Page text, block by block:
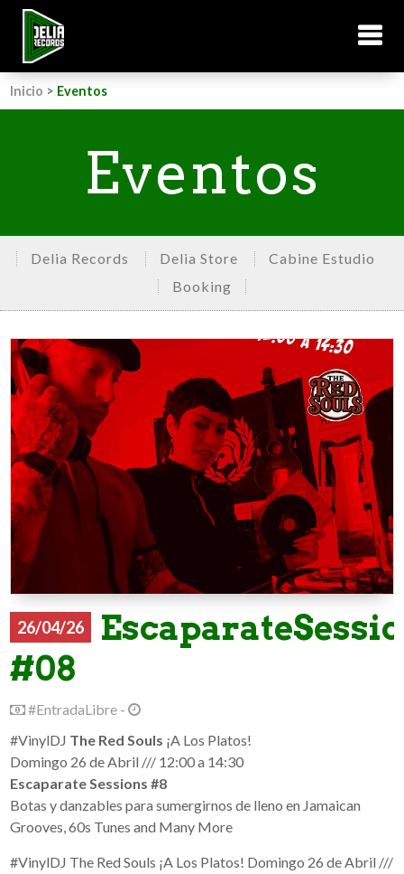
Inicio > Eventos
Eventos
Delia Records Delia Store
Cabine Estudio
Booking
26/04/26
#08
#EntradaLibre -
#VinylDJ The Red Souls ¡A Los Platos!
Domingo 26 de Abril /// 12:00 a 14:30
Escaparate Sessions #8
Botas y danzables para sumergirnos de lleno en Jamaican
Grooves, 60s Tunes and Many More
#VinylDJ The Red Souls ¡A Los Platos! Domingo 26 de Abril ///